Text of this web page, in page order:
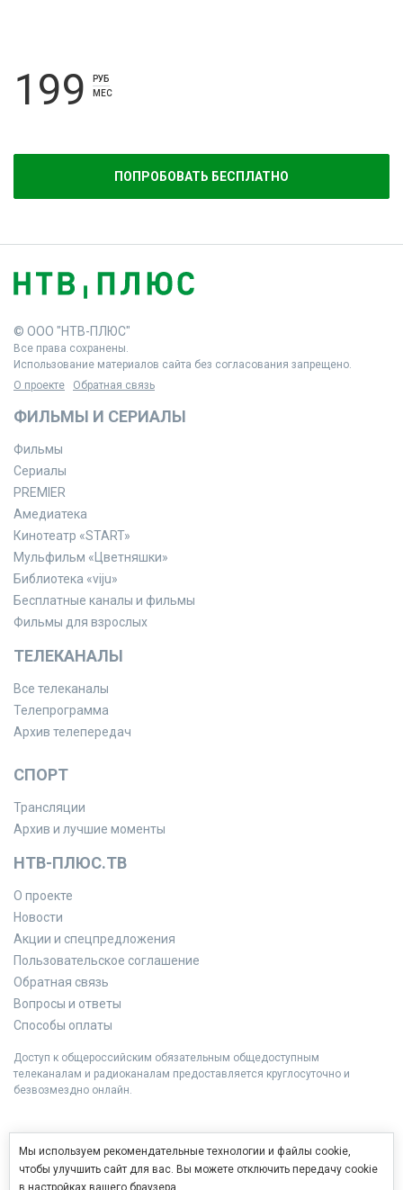
199
РУБ
МЕС
ПОПРОБОВАТЬ БЕСПЛАТНО
© ООО "НТВ-ПЛЮС"
Все права сохранены.
Использование материалов сайта без согласования запрещено.
О проекте
Обратная связь
ФИЛЬМЫ И СЕРИАЛЫ
Фильмы
Сериалы
PREMIER
Амедиатека
Кинотеатр «START»
Мульфильм «Цветняшки»
Библиотека «viju»
Бесплатные каналы и фильмы
Фильмы для взрослых
ТЕЛЕКАНАЛЫ
Все телеканалы
Телепрограмма
Архив телепередач
СПОРТ
Трансляции
Архив и лучшие моменты
НТВ-ПЛЮС.ТВ
О проекте
Новости
Акции и спецпредложения
Пользовательское соглашение
Обратная связь
Вопросы и ответы
Способы оплаты
Доступ к общероссийским обязательным общедоступным
телеканалам и радиоканалам предоставляется круглосуточно и
безвозмездно онлайн.
Мы используем рекомендательные технологии и файлы cookie,
чтобы улучшить сайт для вас. Вы можете отключить передачу cookie
в настройках вашего браузера